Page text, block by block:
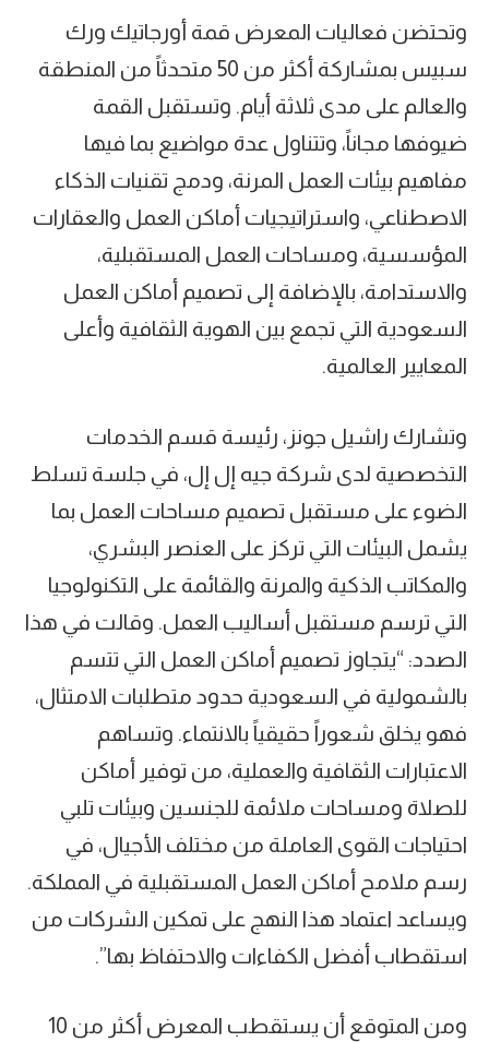
وتحتضن فعاليات المعرض قمة أورجاتيك ورك
سبيس بمشاركة أكثر من 50 متحدثاً من المنطقة
والعالم على مدى ثلاثة أيام. وتستقبل القمة
ضيوفها مجاناً، وتتناول عدة مواضيع بما فيها
مفاهيم بيئات العمل المرنة، ودمج تقنيات الذكاء
الاصطناعي، واستراتيجيات أماكن العمل والعقارات
المؤسسية، ومساحات العمل المستقبلية،
والاستدامة، بالإضافة إلى تصميم أماكن العمل
السعودية التي تجمع بين الهوية الثقافية وأعلى
المعايير العالمية.
وتشارك راشيل جونز، رئيسة قسم الخدمات
التخصصية لدى شركة جيه إل إل، في جلسة تسلط
الضوء على مستقبل تصميم مساحات العمل بما
يشمل البيئات التي تركز على العنصر البشري،
والمكاتب الذكية والمرنة والقائمة على التكنولوجيا
التي ترسم مستقبل أساليب العمل. وقالت في هذا
الصدد: “يتجاوز تصميم أماكن العمل التي تتسم
بالشمولية في السعودية حدود متطلبات الامتثال،
فهو يخلق شعوراً حقيقياً بالانتماء. وتساهم
الاعتبارات الثقافية والعملية، من توفير أماكن
للصلاة ومساحات ملائمة للجنسين وبيئات تلبي
احتياجات القوى العاملة من مختلف الأجيال، في
رسم ملامح أماكن العمل المستقبلية في المملكة.
ويساعد اعتماد هذا النهج على تمكين الشركات من
استقطاب أفضل الكفاءات والاحتفاظ بها”.
ومن المتوقع أن يستقطب المعرض أكثر من 10